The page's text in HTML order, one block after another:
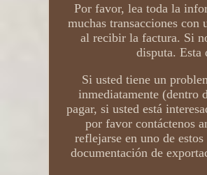
Por favor, lea toda la
muchas transacciones
al recibir la factura. Si
disputa. Esta
Si usted tiene un
inmediatamente (dentro
pagar, si usted está
por favor contáctenos
reflejarse en uno de
documentación de